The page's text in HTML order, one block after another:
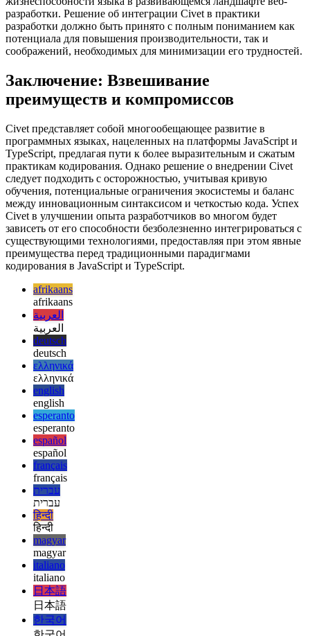
преимущества внедрения Civet должны быть взвешены в
соотношении с последствиями для поддержки проекта,
организации обучения разработчиков и долгосрочной
жизнеспособности языка в развивающемся ландшафте веб-
разработки. Решение об интеграции Civet в практики
потенциала для повышения производительности, так и
соображений, необходимых для минимизации его трудностей.
преимуществ и компромиссов
Civet представляет собой многообещающее развитие в
программных языках, нацеленных на платформы JavaScript и
TypeScript, предлагая пути к более выразительным и сжатым
практикам кодирования. Однако решение о внедрении Civet
следует подходить с осторожностью, учитывая кривую
обучения, потенциальные ограничения экосистемы и баланс
между инновационным синтаксисом и четкостью кода. Успех
Civet в улучшении опыта разработчиков во многом будет
зависеть от его способности безболезненно интегрироваться с
преимущества перед традиционными парадигмами
кодирования в JavaScript и TypeScript.
afrikaans
afrikaans
العربية
العربية
deutsch
deutsch
ελληνικά
ελληνικά
english
english
esperanto
esperanto
español
español
français
français
עברית
עברית
हिन्दी
हिन्दी
magyar
magyar
italiano
italiano
日本語